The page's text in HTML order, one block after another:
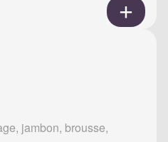
jambon, brousse,